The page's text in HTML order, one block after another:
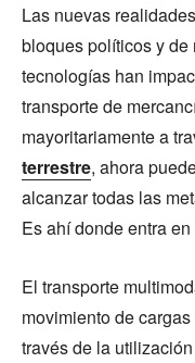
Las nuevas
bloques políticos y
tecnologías han
transporte de
mayoritariamente a
terrestre, ahora
alcanzar todas las
Es ahí donde entra
El transporte
movimiento de
través de la